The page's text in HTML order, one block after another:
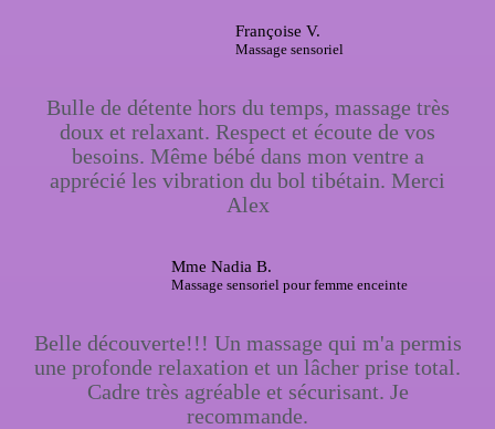
Françoise V.
Massage sensoriel
Bulle de détente hors du temps, massage très
doux et relaxant. Respect et écoute de vos
besoins. Même bébé dans mon ventre a
apprécié les vibration du bol tibétain. Merci
Alex
Mme Nadia B.
Massage sensoriel pour femme enceinte
Belle découverte!!! Un massage qui m'a permis
une profonde relaxation et un lâcher prise total.
Cadre très agréable et sécurisant. Je
recommande.